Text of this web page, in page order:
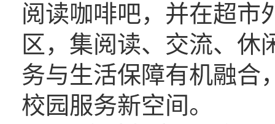
阅读咖啡吧，并在超市
区，集阅读、交流、休
务与生活保障有机融合
校园服务新空间。